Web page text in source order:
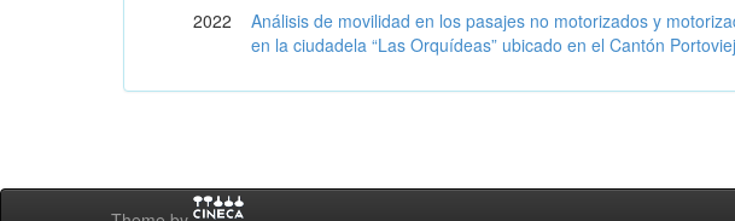
2022
Análisis de movilidad en los pasajes no motorizados y
en la ciudadela “Las Orquídeas” ubicado en el Cantón